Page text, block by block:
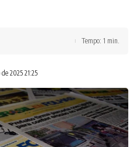
2025 21:25
Tempo: 1 min.